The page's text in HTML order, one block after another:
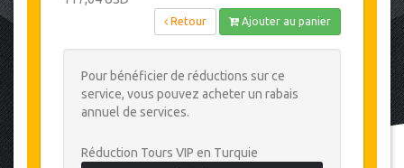
Retour Ajouter au panier
Pour bénéficier de réductions sur ce
service, vous pouvez acheter un rabais
annuel de services.
Réduction Tours VIP en Turquie